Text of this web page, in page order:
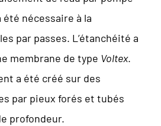
été nécessaire à la
par passes. L’étanchéité a
membrane de type Voltex.
a été créé sur des
par pieux forés et tubés
profondeur.